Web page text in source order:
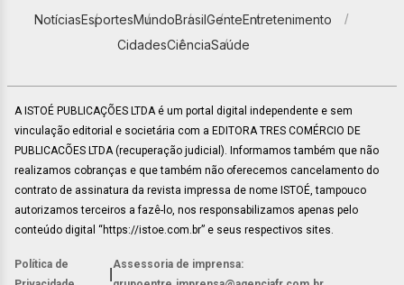
NotíciasEsportesMundoBrasilGenteEntretenimento
CidadesCiênciaSaúde
A ISTOÉ PUBLICAÇÕES LTDA é um portal digital independente e sem
vinculação editorial e societária com a EDITORA TRES COMÉRCIO DE
PUBLICACÕES LTDA (recuperação judicial). Informamos também que não
realizamos cobranças e que também não oferecemos cancelamento do
contrato de assinatura da revista impressa de nome ISTOÉ, tampouco
autorizamos terceiros a fazê-lo, nos responsabilizamos apenas pelo
conteúdo digital “https://istoe.com.br” e seus respectivos sites.
Política de
Assessoria de imprensa: